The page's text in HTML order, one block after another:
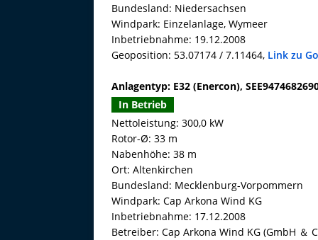
Bundesland: Niedersachsen
Windpark: Einzelanlage, Wymeer
Inbetriebnahme: 19.12.2008
Geoposition: 53.07174 / 7.11464, Link zu
Anlagentyp: E32 (Enercon),
In Betrieb
Nettoleistung: 300,0 kW
Rotor-Ø: 33 m
Nabenhöhe: 38 m
Ort: Altenkirchen
Bundesland: Mecklenburg-Vorpommern
Windpark: Cap Arkona Wind KG
Inbetriebnahme: 17.12.2008
Betreiber: Cap Arkona Wind KG (GmbH ＆